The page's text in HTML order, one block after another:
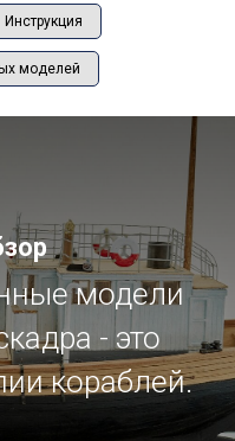
Инструкция
моделей
модели
- это
кораблей.